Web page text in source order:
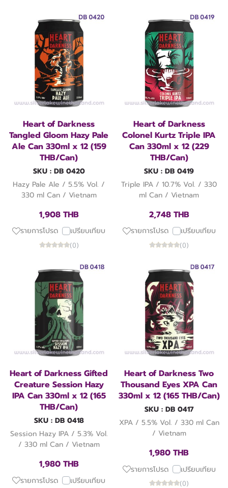
Heart of Darkness
Tangled Gloom Hazy Pale
Ale Can 330ml x 12 (159
THB/Can)
SKU : DB 0420
Hazy Pale Ale / 5.5% Vol. /
330 ml Can / Vietnam
1,908 THB
รายการโปรด เปรียบเทียบ
(0)
Heart of Darkness
Colonel Kurtz Triple IPA
Can 330ml x 12 (229
THB/Can)
SKU : DB 0419
Triple IPA / 10.7% Vol. / 330
ml Can / Vietnam
2,748 THB
รายการโปรด เปรียบเทียบ
(0)
Heart of Darkness Gifted
Creature Session Hazy
IPA Can 330ml x 12 (165
THB/Can)
SKU : DB 0418
Session Hazy IPA / 5.3% Vol.
/ 330 ml Can / Vietnam
1,980 THB
รายการโปรด เปรียบเทียบ
Heart of Darkness Two
Thousand Eyes XPA Can
330ml x 12 (165 THB/Can)
SKU : DB 0417
XPA / 5.5% Vol. / 330 ml Can
/ Vietnam
1,980 THB
รายการโปรด เปรียบเทียบ
(0)